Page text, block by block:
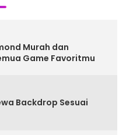
Murah dan
Game Favoritmu
Backdrop Sesuai